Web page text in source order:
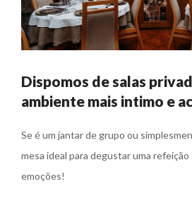
Dispomos de salas
ambiente mais intimo e
Se é um jantar de grupo ou
mesa ideal para degustar uma
emoções!